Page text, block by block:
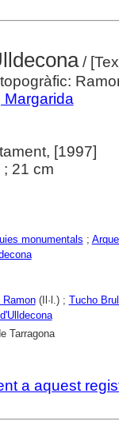
/
Margarida
[1997]
21 cm
monumentals ;
(Il·l.) ; Tucho
Tarragona
a aquest